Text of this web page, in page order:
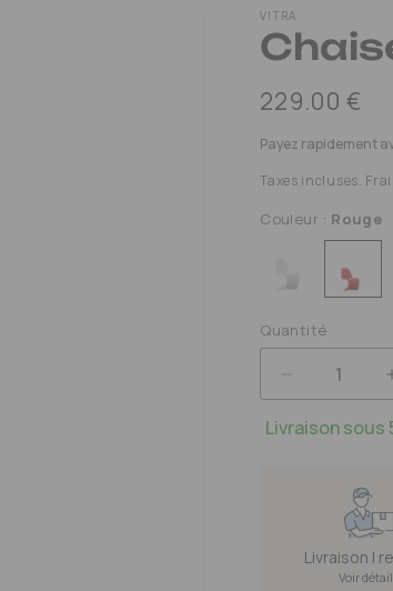
VITRA
Prix
habituel
229.00 €
Payez rapidement
Taxes incluses.
Couleur : Rouge
Quantité
RÉDUIRE
CHAISE
PANTON
JUNIOR
Livraison sous
Livraison |
Voir